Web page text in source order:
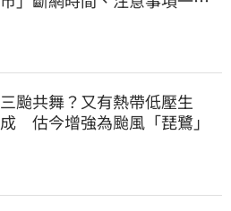
三颱共舞？又有熱帶低壓生
成 估今增強為颱風「琵鷺」